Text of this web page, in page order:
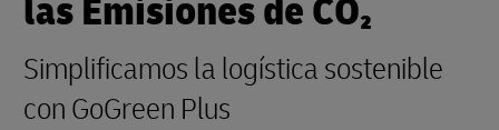
las Emisiones de CO₂
Simplificamos la logística sostenible
con GoGreen Plus